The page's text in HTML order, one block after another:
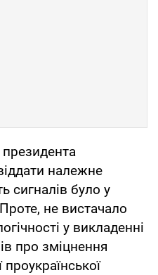
належне
сигналів було у
не вистачало
у викладенні
про зміцнення